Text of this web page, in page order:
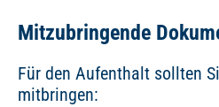
Mitzubringende
Für den Aufenthalt sollten
mitbringen: